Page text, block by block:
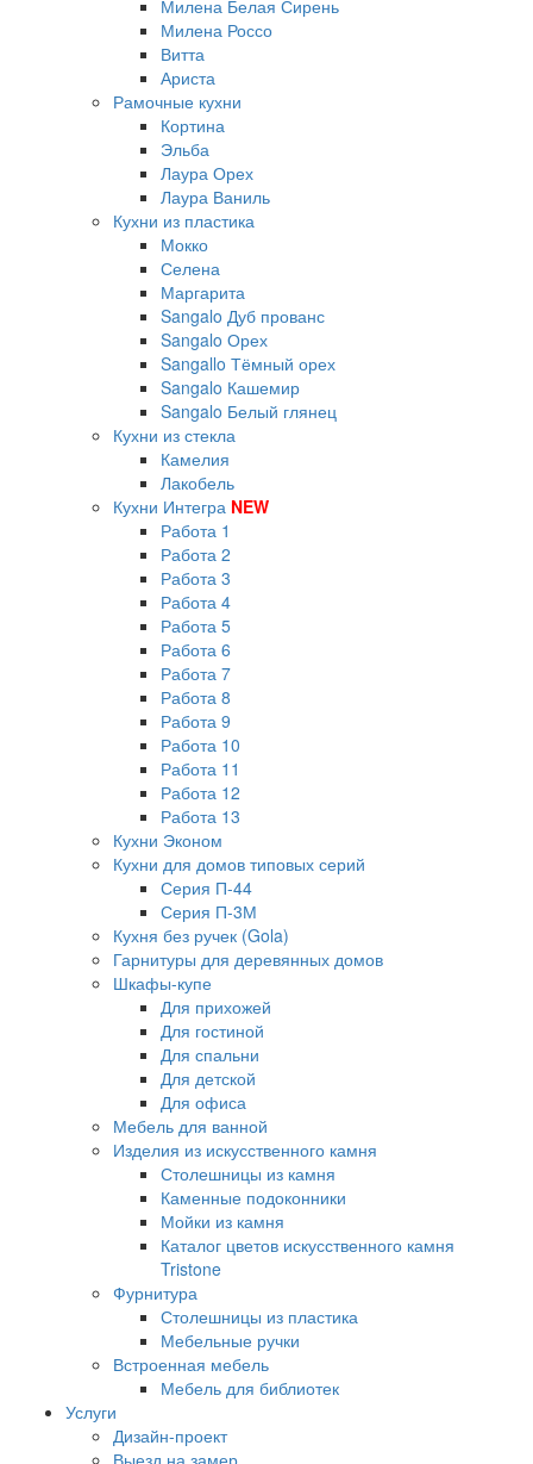
Милена Белая Сирень
Милена Россо
Витта
Ариста
Рамочные кухни
Кортина
Эльба
Лаура Орех
Лаура Ваниль
Кухни из пластика
Мокко
Селена
Маргарита
Sangalo Дуб прованс
Sangalo Орех
Sangallo Тёмный орех
Sangalo Кашемир
Sangalo Белый глянец
Кухни из стекла
Камелия
Лакобель
Кухни Интегра NEW
Работа 1
Работа 2
Работа 3
Работа 4
Работа 5
Работа 6
Работа 7
Работа 8
Работа 9
Работа 10
Работа 11
Работа 12
Работа 13
Кухни Эконом
Кухни для домов типовых серий
Серия П-44
Серия П-3М
Кухня без ручек (Gola)
Гарнитуры для деревянных домов
Шкафы-купе
Для прихожей
Для гостиной
Для спальни
Для детской
Для офиса
Мебель для ванной
Изделия из искусственного камня
Столешницы из камня
Каменные подоконники
Мойки из камня
Каталог цветов искусственного камня
Tristone
Фурнитура
Столешницы из пластика
Мебельные ручки
Встроенная мебель
Мебель для библиотек
Услуги
Дизайн-проект
Выезд на замер